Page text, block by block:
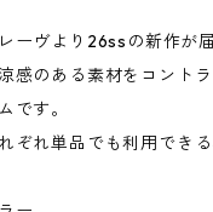
ーヴより26ssの新作が
感のある素材をコント
です。
ぞれ単品でも利用でき